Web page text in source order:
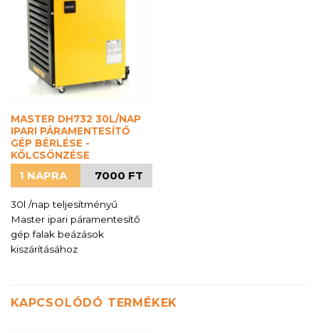
MASTER DH732 30L/NAP
IPARI PÁRAMENTESÍTŐ
GÉP BÉRLÉSE -
KÖLCSÖNZÉSE
1 NAPRA 7000 FT
30l /nap teljesítményű
Master ipari páramentesítő
gép falak beázások
kiszárításához
KAPCSOLÓDÓ TERMÉKEK